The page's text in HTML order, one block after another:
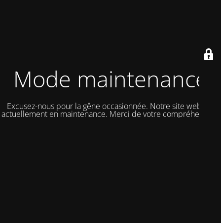
Mode maintenance
Excusez-nous pour la gêne occasionnée. Notre site web est
actuellement en maintenance. Merci de votre compréhension.